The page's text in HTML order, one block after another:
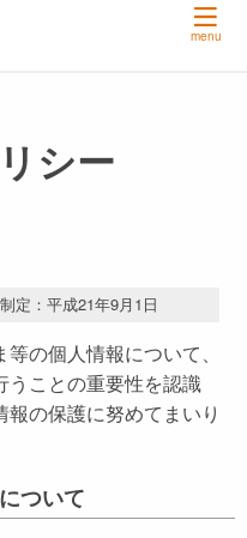
menu
シー
制定：平成21年9月1日
の個人情報について、
うことの重要性を認識
の保護に努めてまいり
ついて